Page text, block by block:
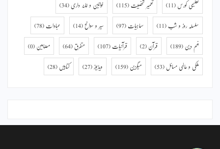
تعلیمی کورس (11) تعمیر شخصیت (115) خواتین و خانہ داری (34)
سلسلہ روز و شب (11) سماجیات (97) سیر و سوانح (14) عبادات (78)
فہم دین (189) قرآن (2) قرآنیات (107) متفرق (64) مضامین (0)
ملکی و عالمی مسائل (53) میگزین (159) ویڈیوز (27) کتابیں (28)